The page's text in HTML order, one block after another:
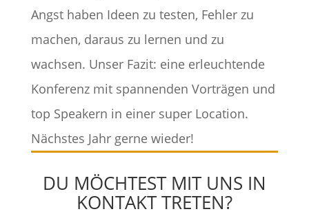
Angst haben Ideen zu testen, Fehler zu
machen, daraus zu lernen und zu
wachsen. Unser Fazit: eine erleuchtende
Konferenz mit spannenden Vorträgen und
top Speakern in einer super Location.
Nächstes Jahr gerne wieder!
DU MÖCHTEST MIT UNS IN
KONTAKT TRETEN?